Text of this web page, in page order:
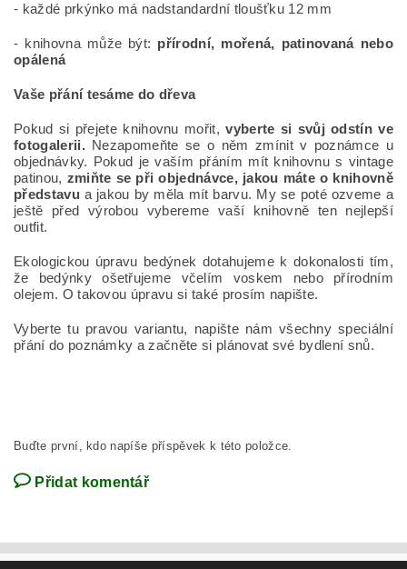
- každé prkýnko má nadstandardní tloušťku 12 mm
- knihovna může být: přírodní, mořená, patinovaná nebo
opálená
Vaše přání tesáme do dřeva
Pokud si přejete knihovnu mořit,vyberte si svůj odstín ve
fotogalerii.Nezapomeňte se o něm zmínit v poznámce u
objednávky. Pokud je vaším přáním mít knihovnu s vintage
patinou, zmiňte se při objednávce, jakou máte o knihovně
představu a jakou by měla mít barvu. My se poté ozveme a
ještě před výrobou vybereme vaší knihovně ten nejlepší
outfit.
Ekologickou úpravu bedýnek dotahujeme k dokonalosti tím,
že bedýnky ošetřujeme včelím voskem nebo přírodním
olejem. O takovou úpravu si také prosím napište.
Vyberte tu pravou variantu, napište nám všechny speciální
přání do poznámky a začněte si plánovat své bydlení snů.
Buďte první, kdo napíše příspěvek k této položce.
Přidat komentář